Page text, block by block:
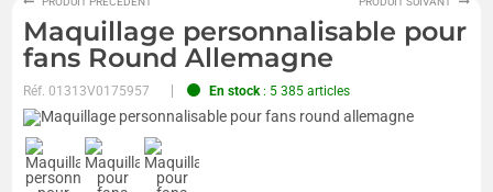
Maquillage personnalisable pour
fans Round Allemagne
Réf.01313V0175957 En stock: 5 385 articles